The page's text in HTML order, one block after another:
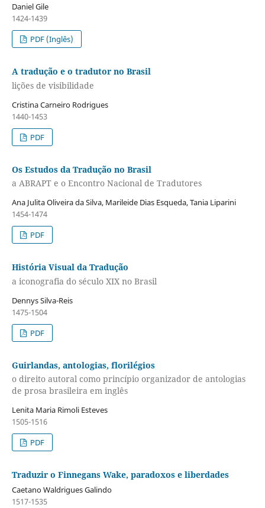
Daniel Gile
1424-1439
PDF (Inglês)
A tradução e o tradutor no Brasil
lições de visibilidade
Cristina Carneiro Rodrigues
1440-1453
PDF
Os Estudos da Tradução no Brasil
a ABRAPT e o Encontro Nacional de Tradutores
Ana Julita Oliveira da Silva, Marileide Dias Esqueda, Tania Liparini
1454-1474
PDF
História Visual da Tradução
a iconografia do século XIX no Brasil
Dennys Silva-Reis
1475-1504
PDF
Guirlandas, antologias, florilégios
o direito autoral como princípio organizador de antologias
de prosa brasileira em inglês
Lenita Maria Rimoli Esteves
1505-1516
PDF
Traduzir o Finnegans Wake, paradoxos e liberdades
Caetano Waldrigues Galindo
1517-1535